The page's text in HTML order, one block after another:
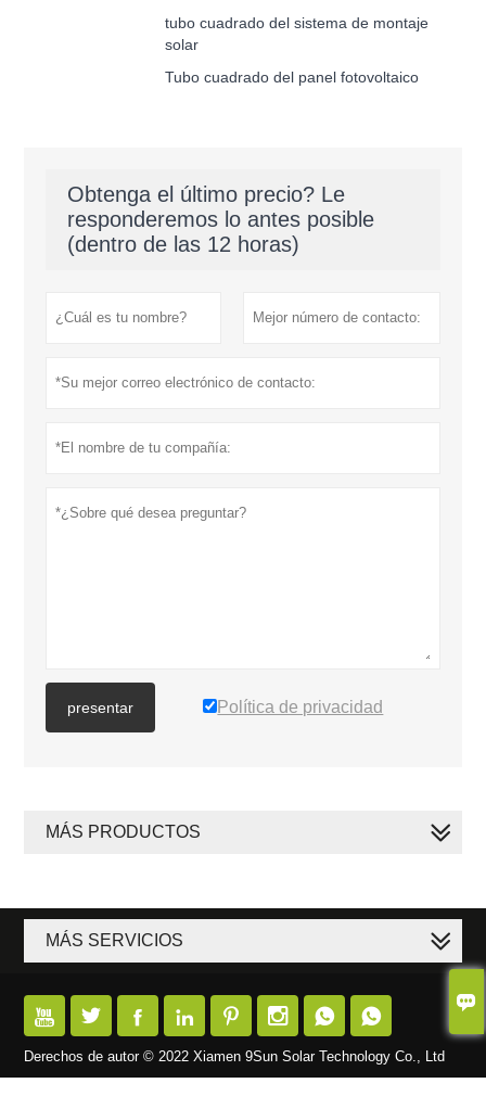

tubo cuadrado del sistema de montaje
solar
Tubo cuadrado del panel fotovoltaico
Obtenga el último precio? Le
responderemos lo antes posible
(dentro de las 12 horas)
presentar Política de privacidad
MÁS PRODUCTOS
MÁS SERVICIOS
       
Derechos de autor © 2022 Xiamen 9Sun Solar Technology Co., Ltd